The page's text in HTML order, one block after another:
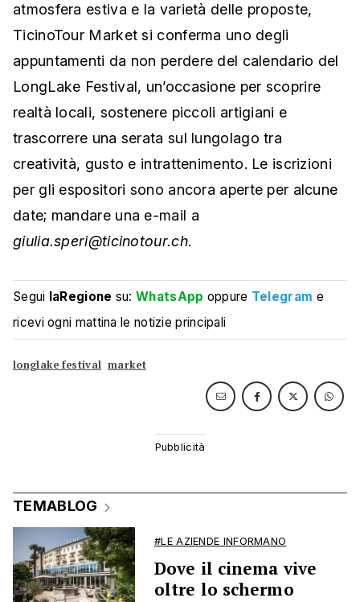
atmosfera estiva e la varietà delle proposte,
TicinoTour Market si conferma uno degli
appuntamenti da non perdere del calendario del
LongLake Festival, un’occasione per scoprire
realtà locali, sostenere piccoli artigiani e
trascorrere una serata sul lungolago tra
creatività, gusto e intrattenimento. Le iscrizioni
per gli espositori sono ancora aperte per alcune
date; mandare una e-mail a
giulia.speri@ticinotour.ch.
Segui laRegione su:WhatsApp oppure Telegram e
ricevi ogni mattina le notizie principali
longlake festival market
TEMABLOG
#LE AZIENDE INFORMANO
Dove il cinema vive
oltre lo schermo